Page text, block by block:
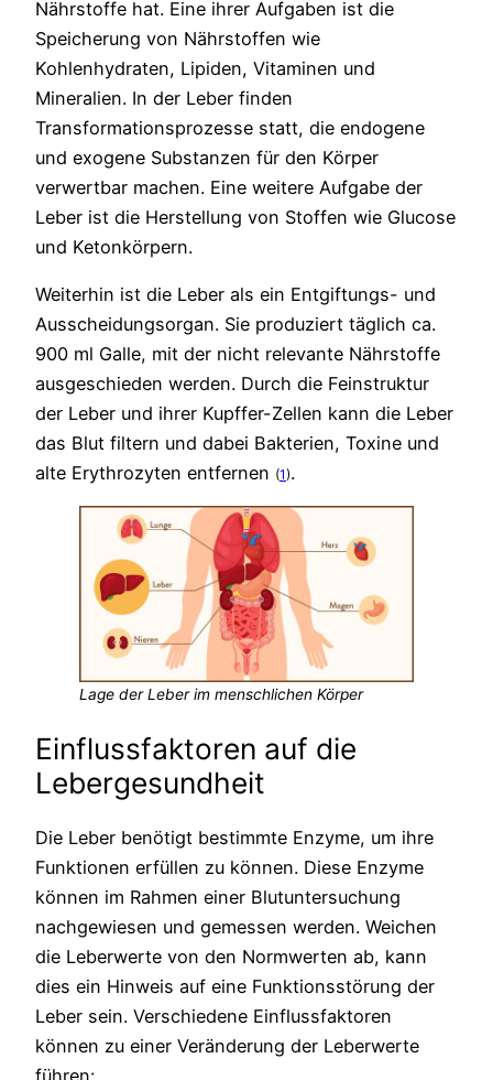
Nährstoffe hat. Eine ihrer Aufgaben ist die
Speicherung von Nährstoffen wie
Kohlenhydraten, Lipiden, Vitaminen und
Mineralien. In der Leber finden
Transformationsprozesse statt, die endogene
und exogene Substanzen für den Körper
verwertbar machen. Eine weitere Aufgabe der
Leber ist die Herstellung von Stoffen wie Glucose
und Ketonkörpern.
Weiterhin ist die Leber als ein Entgiftungs- und
Ausscheidungsorgan. Sie produziert täglich ca.
900 ml Galle, mit der nicht relevante Nährstoffe
ausgeschieden werden. Durch die Feinstruktur
der Leber und ihrer Kupffer-Zellen kann die Leber
das Blut filtern und dabei Bakterien, Toxine und
alte Erythrozyten entfernen ​ (1)​.
Lage der Leber im menschlichen Körper
Einflussfaktoren auf die
Lebergesundheit
Die Leber benötigt bestimmte Enzyme, um ihre
Funktionen erfüllen zu können. Diese Enzyme
können im Rahmen einer Blutuntersuchung
nachgewiesen und gemessen werden. Weichen
die Leberwerte von den Normwerten ab, kann
dies ein Hinweis auf eine Funktionsstörung der
Leber sein. Verschiedene Einflussfaktoren
können zu einer Veränderung der Leberwerte